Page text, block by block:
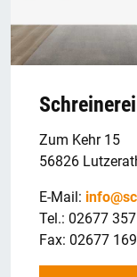
Zum Kehr 15
56826
E-Mail:
Tel.: 02677 357
Fax: 02677